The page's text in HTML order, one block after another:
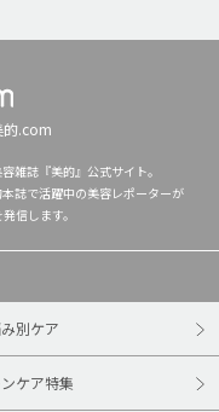
的.com
雑誌『美的』公式サイト。
誌で活躍中の美容レポーターが
信します。
別ケア
ケア特集